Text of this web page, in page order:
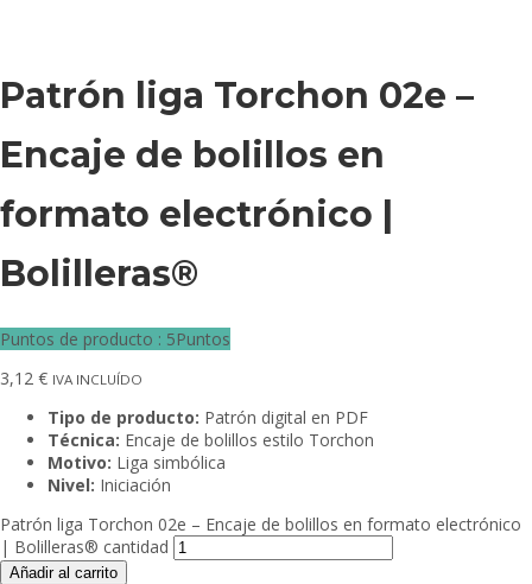
Patrón liga Torchon 02e –
Encaje de bolillos en
formato electrónico |
Bolilleras®
Puntos de producto : 5Puntos
3,12 € IVA INCLUÍDO
Tipo de producto: Patrón digital en PDF
Técnica: Encaje de bolillos estilo Torchon
Motivo: Liga simbólica
Nivel: Iniciación
Patrón liga Torchon 02e – Encaje de bolillos en formato electrónico
| Bolilleras® cantidad
Añadir al carrito